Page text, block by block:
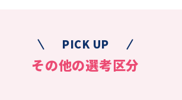
PICK UP
その他の選考区分